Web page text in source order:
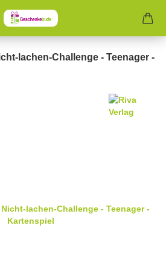
lachen-Challenge - Teenager -